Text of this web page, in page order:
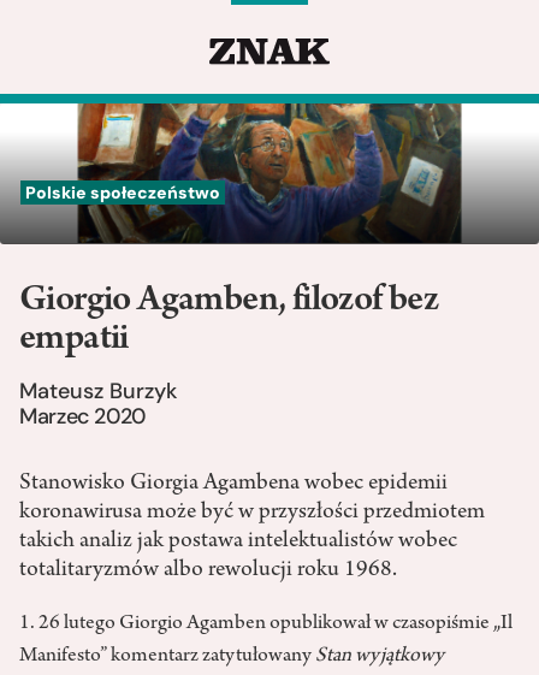
Polskie społeczeństwo
Giorgio Agamben, filozof bez
empatii
Mateusz Burzyk
Marzec 2020
Stanowisko Giorgia Agambena wobec epidemii
koronawirusa może być w przyszłości przedmiotem
takich analiz jak postawa intelektualistów wobec
totalitaryzmów albo rewolucji roku 1968.
1. 26 lutego Giorgio Agamben opublikował w czasopiśmie „Il
Manifesto” komentarz zatytułowany Stan wyjątkowy